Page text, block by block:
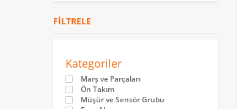
FILTRELE
Kategoriler
Marş ve Parçaları
Ön Takım
Müşür ve Sensör Grubu